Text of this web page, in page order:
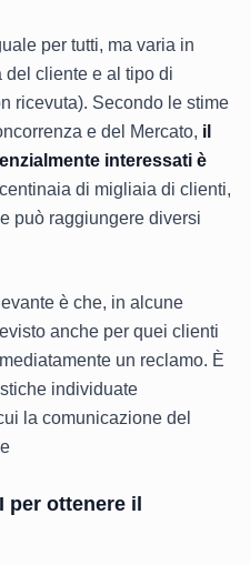
per tutti, ma varia in
cliente e al tipo di
ricevuta). Secondo le stime
e del Mercato, il
interessati è
di migliaia di clienti,
può raggiungere diversi
è che, in alcune
anche per quei clienti
un reclamo. È
individuate
la comunicazione del
per ottenere il